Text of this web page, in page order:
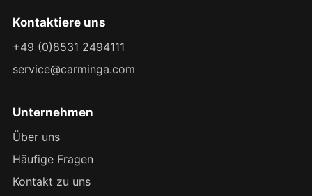
Kontaktiere uns
+49 (0)8531 2494111
service@carminga.com
Unternehmen
Über uns
Häufige Fragen
Kontakt zu uns